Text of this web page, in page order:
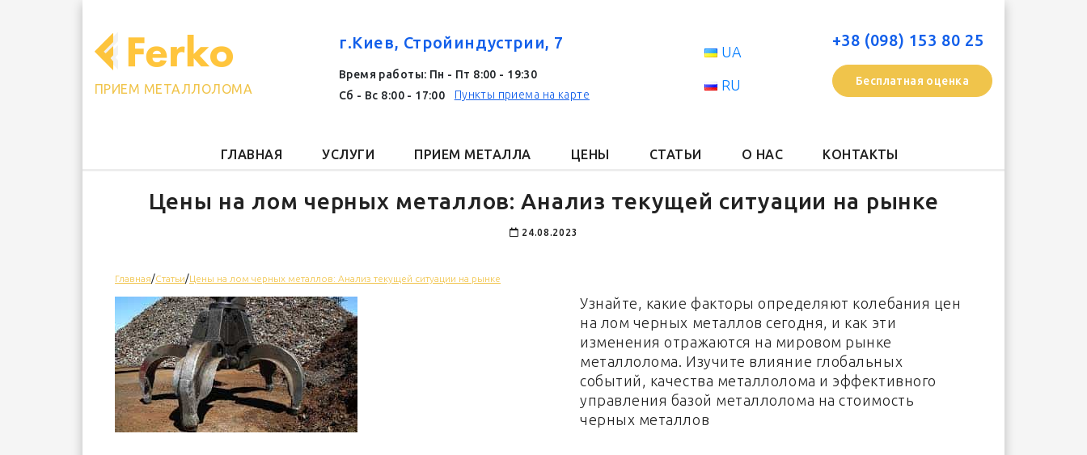
ПРИЕМ МЕТАЛЛОЛОМА
г.Киев, Стройиндустрии, 7
Время работы: Пн - Пт 8:00 - 19:30
Сб - Вс 8:00 - 17:00
Пункты приема на карте
UA
RU
+38 (098) 153 80 25
Бесплатная оценка
ГЛАВНАЯ УСЛУГИ ПРИЕМ МЕТАЛЛА ЦЕНЫ СТАТЬИ О НАС КОНТАКТЫ
Цены на лом черных металлов: Анализ текущей ситуации на рынке
24.08.2023
Главная/Статьи/Цены на лом черных металлов: Анализ текущей ситуации на рынке
Узнайте, какие факторы определяют колебания цен
на лом черных металлов сегодня, и как эти
изменения отражаются на мировом рынке
металлолома. Изучите влияние глобальных
событий, качества металлолома и эффективного
управления базой металлолома на стоимость
черных металлов